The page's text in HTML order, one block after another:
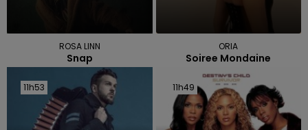
ROSA LINN
Snap
ORIA
Soiree Mondaine
11h53
11h53 11h49
11h49